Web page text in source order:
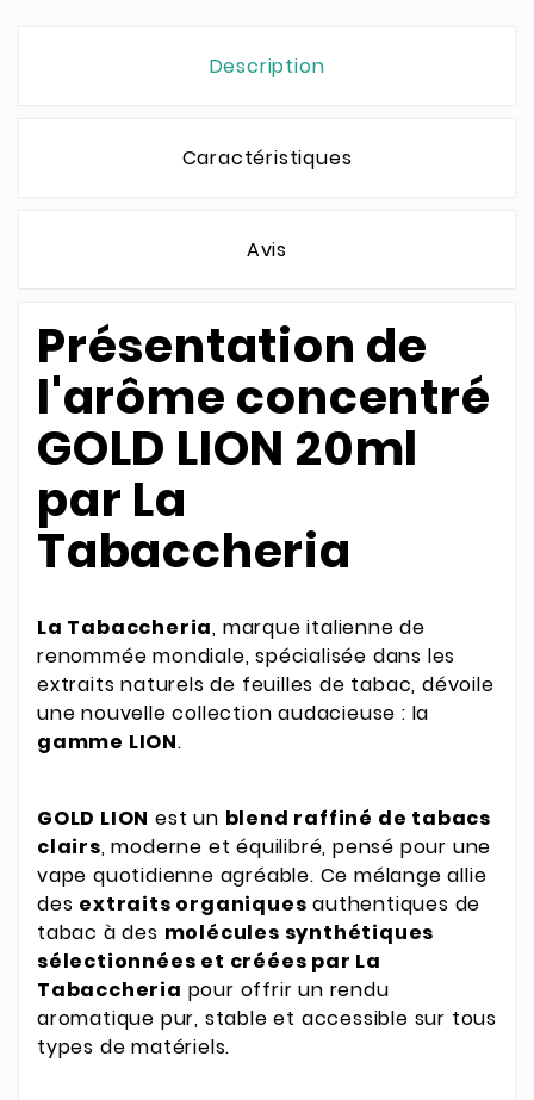
Description
Caractéristiques
Avis
Présentation de
l'arôme concentré
GOLD LION 20ml
par La
Tabaccheria
La Tabaccheria, marque italienne de
renommée mondiale, spécialisée dans les
extraits naturels de feuilles de tabac, dévoile
une nouvelle collection audacieuse : la
gamme LION.
GOLD LION est un blend raffiné de tabacs
clairs, moderne et équilibré, pensé pour une
vape quotidienne agréable. Ce mélange allie
des extraits organiques authentiques de
tabac à des molécules synthétiques
sélectionnées et créées par La
Tabaccheria pour offrir un rendu
aromatique pur, stable et accessible sur tous
types de matériels.